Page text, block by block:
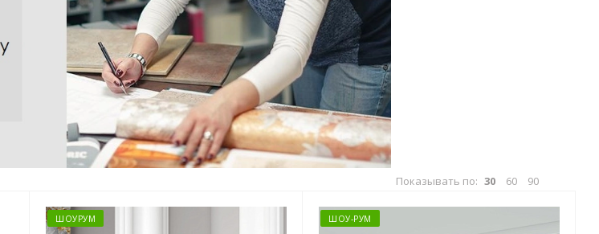
Показывать по: 30 60 90
ШОУРУМ ШОУ-РУМ